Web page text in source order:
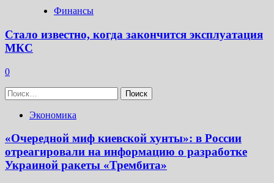
Финансы
Стало известно, когда закончится эксплуатация
МКС
0
Найти:
Экономика
«Очередной миф киевской хунты»: в России
отреагировали на информацию о разработке
Украиной ракеты «Трембита»